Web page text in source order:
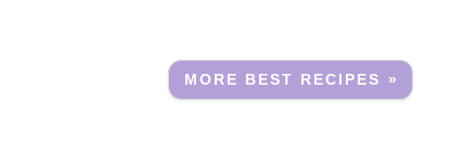
MORE BEST RECIPES »